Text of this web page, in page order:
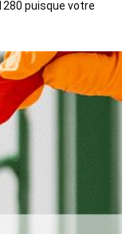
puisque votre